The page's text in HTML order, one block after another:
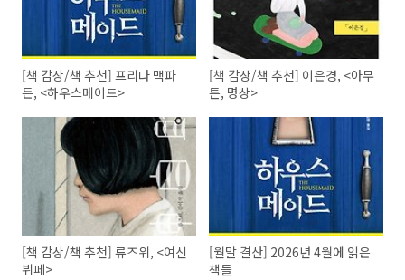
[책 감상/책 추천] 프리다 맥파
든, <하우스메이드>
[책 감상/책 추천] 이은경, <아무
튼, 명상>
[책 감상/책 추천] 류즈위, <여신
뷔페>
[월말 결산] 2026년 4월에 읽은
책들